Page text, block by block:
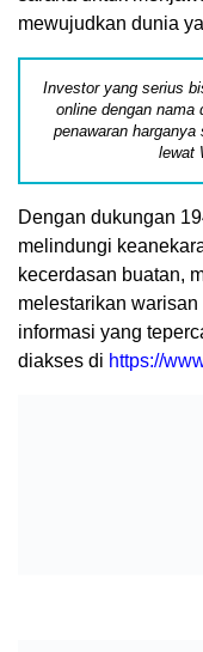
mewujudkan dunia
Investor yang serius
online dengan nama
penawaran
lewat
Dengan dukungan
melindungi
kecerdasan buatan,
melestarikan
informasi yang
diakses di https://